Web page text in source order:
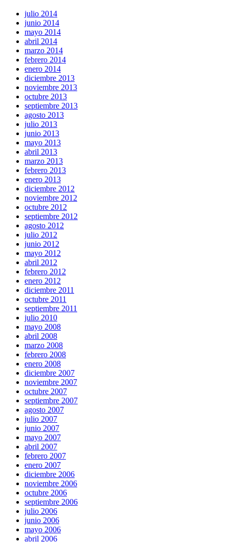
julio 2014
junio 2014
mayo 2014
abril 2014
marzo 2014
febrero 2014
enero 2014
diciembre 2013
noviembre 2013
octubre 2013
septiembre 2013
agosto 2013
julio 2013
junio 2013
mayo 2013
abril 2013
marzo 2013
febrero 2013
enero 2013
diciembre 2012
noviembre 2012
octubre 2012
septiembre 2012
agosto 2012
julio 2012
junio 2012
mayo 2012
abril 2012
febrero 2012
enero 2012
diciembre 2011
octubre 2011
septiembre 2011
julio 2010
mayo 2008
abril 2008
marzo 2008
febrero 2008
enero 2008
diciembre 2007
noviembre 2007
octubre 2007
septiembre 2007
agosto 2007
julio 2007
junio 2007
mayo 2007
abril 2007
febrero 2007
enero 2007
diciembre 2006
noviembre 2006
octubre 2006
septiembre 2006
julio 2006
junio 2006
mayo 2006
abril 2006